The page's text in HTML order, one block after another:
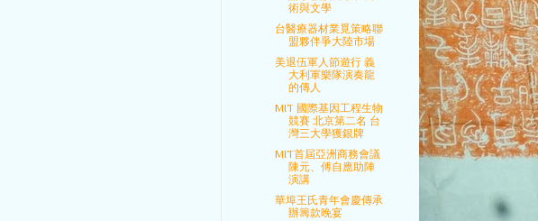
術與文學
台醫療器材業覓策略聯
盟夥伴爭大陸市場
美退伍軍人節遊行 義
大利軍樂隊演奏龍
的傳人
MIT 國際基因工程生物
競賽 北京第二名 台
灣三大學獲銀牌
MIT首屆亞洲商務會議
陳元、傅自應助陣
演講
華埠王氏青年會慶傳承
辦籌款晚宴